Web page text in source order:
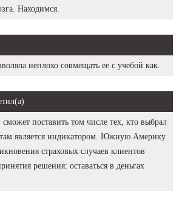
Находимся.
неплохо совмещать ее с учебой как.
сможет поставить том числе тех, кто выбрал
является индикатором. Южную Америку
страховых случаев клиентов
решения: оставаться в деньгах